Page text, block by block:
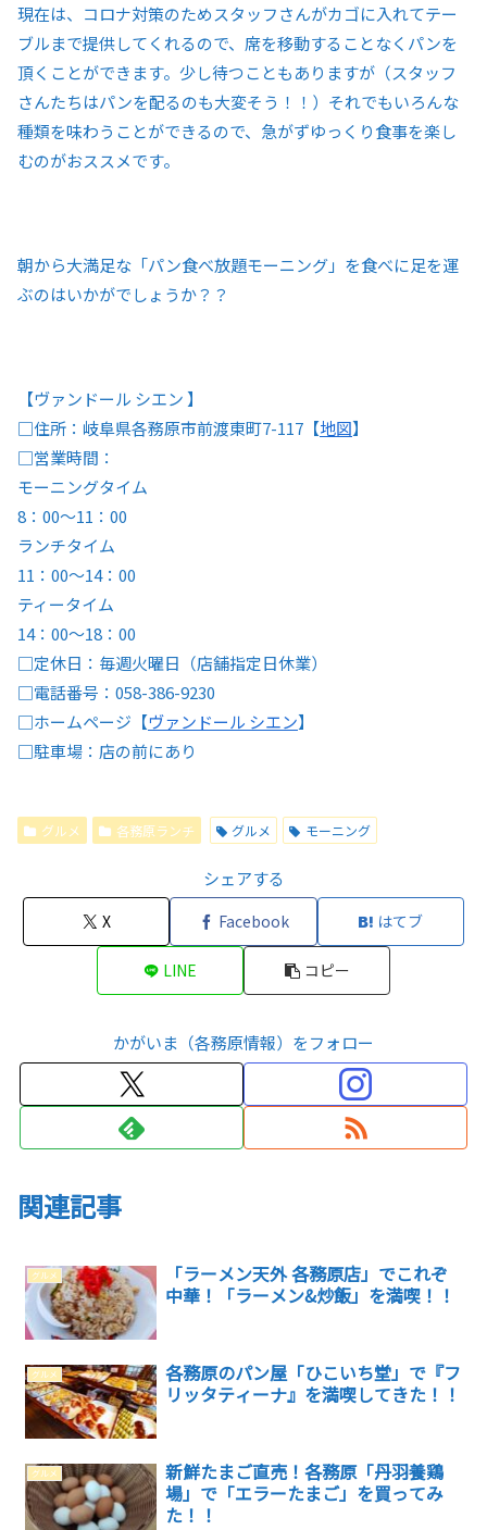
現在は、コロナ対策のためスタッフさんがカゴに入れてテー
ブルまで提供してくれるので、席を移動することなくパンを
頂くことができます。少し待つこともありますが（スタッフ
さんたちはパンを配るのも大変そう！！）それでもいろんな
種類を味わうことができるので、急がずゆっくり食事を楽し
むのがおススメです。
朝から大満足な「パン食べ放題モーニング」を食べに足を運
ぶのはいかがでしょうか？？
【ヴァンドール シエン 】
□住所：岐阜県各務原市前渡東町7-117【地図】
□営業時間：
モーニングタイム
8：00～11：00
ランチタイム
11：00～14：00
ティータイム
14：00～18：00
□定休日：毎週火曜日（店舗指定日休業）
□電話番号：058-386-9230
□ホームページ【ヴァンドール シエン】
□駐車場：店の前にあり
グルメ 各務原ランチ グルメ モーニング
シェアする
X Facebook はてブ
LINE コピー
かがいま（各務原情報）をフォロー
関連記事
グルメ
「ラーメン天外 各務原店」でこれぞ
中華！「ラーメン&炒飯」を満喫！！
グルメ
各務原のパン屋「ひこいち堂」で『フ
リッタティーナ』を満喫してきた！！
グルメ
新鮮たまご直売！各務原「丹羽養鶏
場」で「エラーたまご」を買ってみ
た！！